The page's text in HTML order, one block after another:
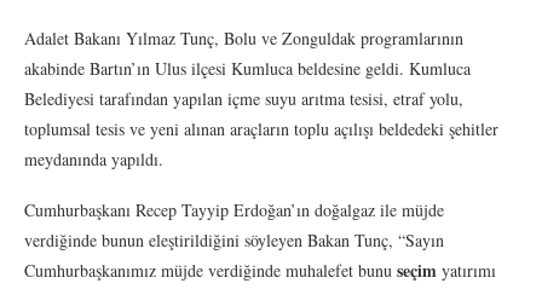
Adalet Bakanı Yılmaz Tunç, Bolu ve Zonguldak programlarının
akabinde Bartın’ın Ulus ilçesi Kumluca beldesine geldi. Kumluca
Belediyesi tarafından yapılan içme suyu arıtma tesisi, etraf yolu,
toplumsal tesis ve yeni alınan araçların toplu açılışı beldedeki şehitler
meydanında yapıldı.
Cumhurbaşkanı Recep Tayyip Erdoğan’ın doğalgaz ile müjde
verdiğinde bunun eleştirildiğini söyleyen Bakan Tunç, “Sayın
Cumhurbaşkanımız müjde verdiğinde muhalefet bunu seçim yatırımı